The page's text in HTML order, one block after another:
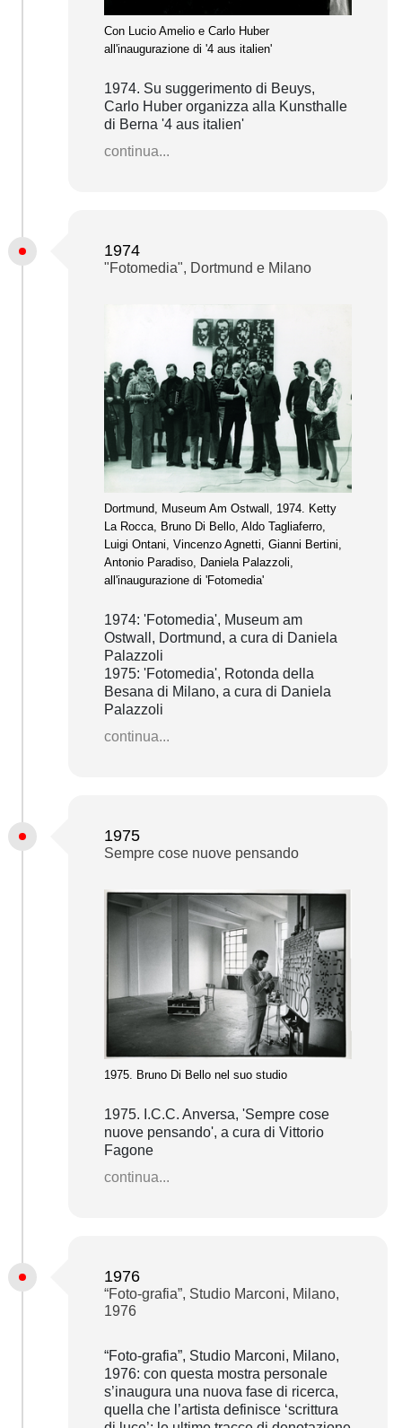
Con Lucio Amelio e Carlo Huber
all'inaugurazione di '4 aus italien'
1974. Su suggerimento di Beuys,
Carlo Huber organizza alla Kunsthalle
di Berna '4 aus italien'
continua...
1974
"Fotomedia", Dortmund e Milano
Dortmund, Museum Am Ostwall, 1974. Ketty
La Rocca, Bruno Di Bello, Aldo Tagliaferro,
Luigi Ontani, Vincenzo Agnetti, Gianni Bertini,
Antonio Paradiso, Daniela Palazzoli,
all'inaugurazione di 'Fotomedia'
1974: 'Fotomedia', Museum am
Ostwall, Dortmund, a cura di Daniela
Palazzoli
1975: 'Fotomedia', Rotonda della
Besana di Milano, a cura di Daniela
Palazzoli
continua...
1975
Sempre cose nuove pensando
1975. Bruno Di Bello nel suo studio
1975. I.C.C. Anversa, 'Sempre cose
nuove pensando', a cura di Vittorio
Fagone
continua...
1976
“Foto-grafia”, Studio Marconi, Milano,
1976
“Foto-grafia”, Studio Marconi, Milano,
1976: con questa mostra personale
s’inaugura una nuova fase di ricerca,
quella che l’artista definisce ‘scrittura